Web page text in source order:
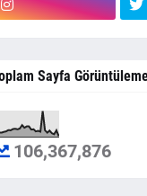
Sayfa Görüntüleme
106,367,876